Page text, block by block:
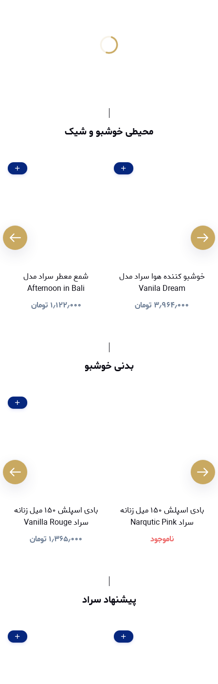
محیطی خوشبو و شیک
خوشبو کننده هوا سراد مدل
Vanila Dream
۳٫۹۶۴٫۰۰۰ تومان
شمع معطر سراد مدل
Afternoon in Bali
۱٫۱۲۲٫۰۰۰ تومان
بدنی خوشبو
بادی اسپلش ۱۵۰ میل زنانه
سراد Narqutic Pink
ناموجود
بادی اسپلش ۱۵۰ میل زنانه
سراد Vanilla Rouge
۱٫۳۶۵٫۰۰۰ تومان
پیشنهاد سراد